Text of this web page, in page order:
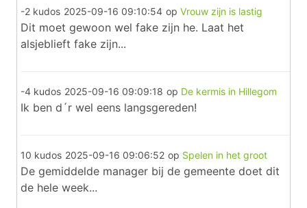
-2 kudos 2025-09-16 09:10:54 op Vrouw zijn is lastig
Dit moet gewoon wel fake zijn he. Laat het
alsjeblieft fake zijn...
-4 kudos 2025-09-16 09:09:18 op De kermis in Hillegom
Ik ben d´r wel eens langsgereden!
10 kudos 2025-09-16 09:06:52 op Spelen in het groot
De gemiddelde manager bij de gemeente doet dit
de hele week...